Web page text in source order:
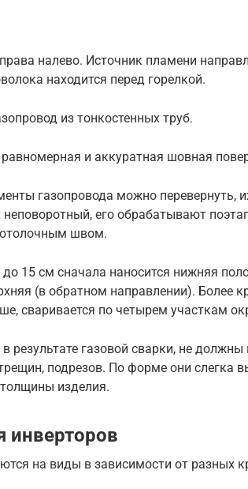
налево. Источник пламени
находится перед горелкой.
из тонкостенных труб.
и аккуратная шовная
газопровода можно перевернуть,
его обрабатывают
швом.
15 см сначала наносится нижняя
(в обратном направлении). Более
сваривается по четырем участкам
газовой сварки, не должны
подрезов. По форме они слегка
изделия.
инверторов
на виды в зависимости от разных